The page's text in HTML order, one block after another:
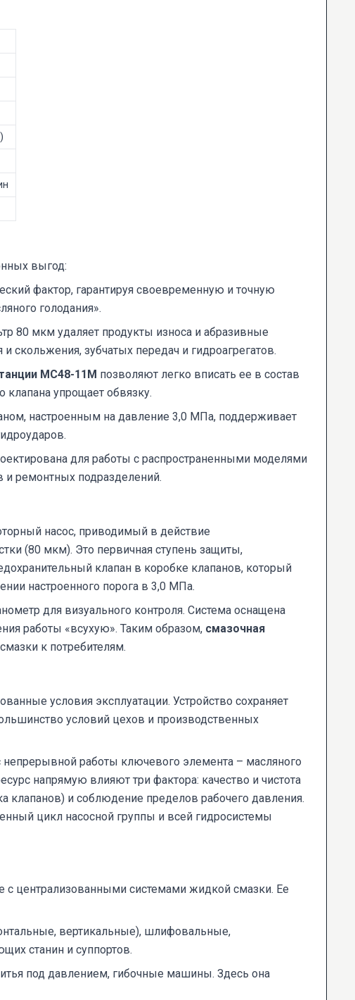
выгод:
фактор, гарантируя своевременную и точную
голодания».
80 мкм удаляет продукты износа и абразивные
скольжения, зубчатых передач и гидроагрегатов.
МС48-11М позволяют легко вписать ее в состав
упрощает обвязку.
настроенным на давление 3,0 МПа, поддерживает
для работы с распространенными моделями
ремонтных подразделений.
насос, приводимый в действие
(80 мкм). Это первичная ступень защиты,
клапан в коробке клапанов, который
настроенного порога в 3,0 МПа.
для визуального контроля. Система оснащена
работы «всухую». Таким образом, смазочная
к потребителям.
условия эксплуатации. Устройство сохраняет
условий цехов и производственных
работы ключевого элемента – масляного
напрямую влияют три фактора: качество и чистота
клапанов) и соблюдение пределов рабочего давления.
цикл насосной группы и всей гидросистемы
с централизованными системами жидкой смазки. Ее
вертикальные), шлифовальные,
станин и суппортов.
под давлением, гибочные машины. Здесь она